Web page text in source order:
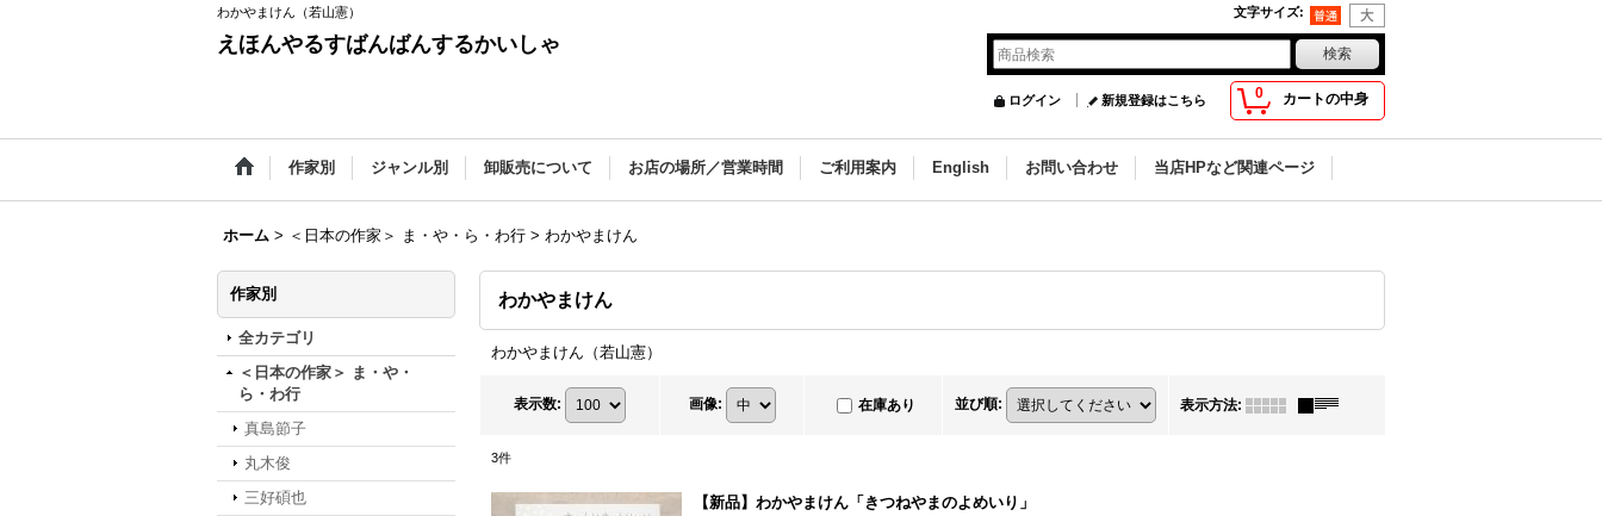
わかやまけん（若山憲） 文字サイズ:
えほんやるすばんばんするかいしゃ
0 カートの中身
ログイン 新規登録はこちら
作家別 ジャンル別 卸販売について お店の場所／営業時間 ご利用案内 English お問い合わせ 当店HPなど関連ページ
ホーム > ＜日本の作家＞ ま・や・ら・わ行 > わかやまけん
作家別
全カテゴリ
＜日本の作家＞ ま・や・
ら・わ行
真島節子
丸木俊
三好碩也
わかやまけん
わかやまけん（若山憲）
表示数: 画像: 在庫あり 並び順: 表示方法:
3件
【新品】わかやまけん「きつねやまのよめいり」